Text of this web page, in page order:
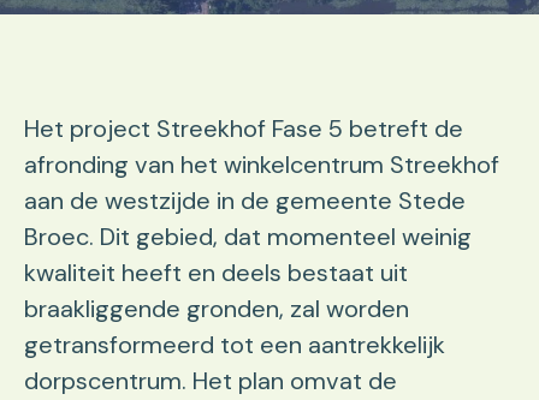
Het project Streekhof Fase 5 betreft de
afronding van het winkelcentrum Streekhof
aan de westzijde in de gemeente Stede
Broec. Dit gebied, dat momenteel weinig
kwaliteit heeft en deels bestaat uit
braakliggende gronden, zal worden
getransformeerd tot een aantrekkelijk
dorpscentrum. Het plan omvat de